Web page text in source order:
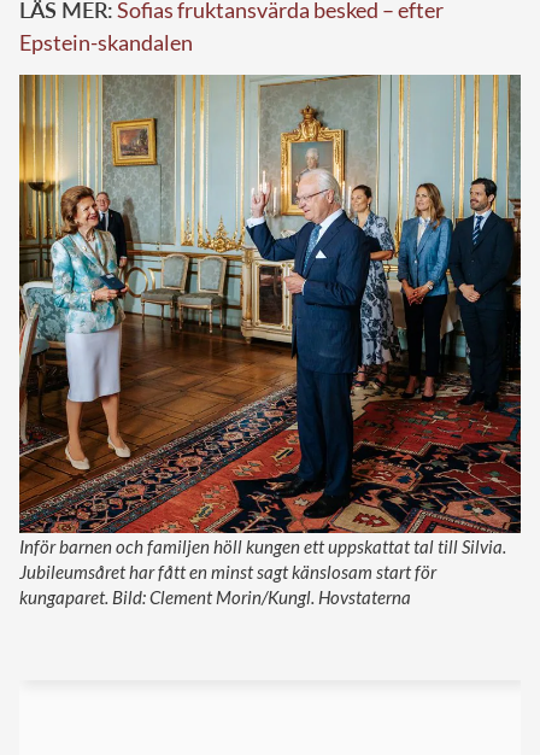
LÄS MER:Sofias fruktansvärda besked – efter
Epstein-skandalen
Inför barnen och familjen höll kungen ett uppskattat tal till Silvia.
Jubileumsåret har fått en minst sagt känslosam start för
kungaparet. Bild: Clement Morin/Kungl. Hovstaterna